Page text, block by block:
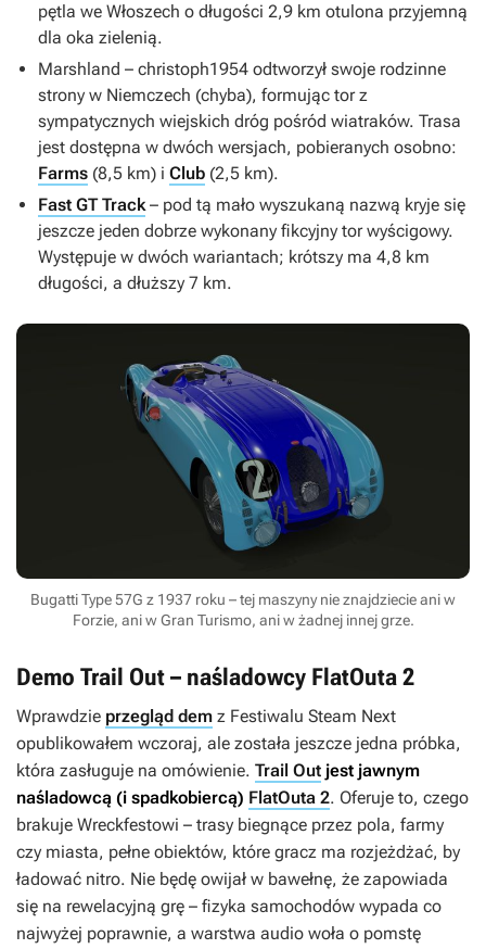
pętla we Włoszech o długości 2,9 km otulona przyjemną
dla oka zielenią.
Marshland – christoph1954 odtworzył swoje rodzinne
strony w Niemczech (chyba), formując tor z
sympatycznych wiejskich dróg pośród wiatraków. Trasa
jest dostępna w dwóch wersjach, pobieranych osobno:
Farms (8,5 km) i Club (2,5 km).
Fast GT Track– pod tą mało wyszukaną nazwą kryje się
jeszcze jeden dobrze wykonany fikcyjny tor wyścigowy.
Występuje w dwóch wariantach; krótszy ma 4,8 km
długości, a dłuższy 7 km.
Bugatti Type 57G z 1937 roku – tej maszyny nie znajdziecie ani w
Forzie, ani w Gran Turismo, ani w żadnej innej grze.
Demo Trail Out – naśladowcy FlatOuta 2
Wprawdzie przegląd dem z Festiwalu Steam Next
opublikowałem wczoraj, ale została jeszcze jedna próbka,
która zasługuje na omówienie. Trail Out jest jawnym
naśladowcą (i spadkobiercą) FlatOuta 2. Oferuje to, czego
brakuje Wreckfestowi – trasy biegnące przez pola, farmy
czy miasta, pełne obiektów, które gracz ma rozjeżdżać, by
ładować nitro. Nie będę owijał w bawełnę, że zapowiada
się na rewelacyjną grę – fizyka samochodów wypada co
najwyżej poprawnie, a warstwa audio woła o pomstę